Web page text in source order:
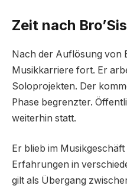
Zeit nach Bro’Sis
Nach der Auflösung von
Musikkarriere fort. Er
Soloprojekten. Der
Phase begrenzter.
weiterhin statt.
Er blieb im
Erfahrungen in
gilt als Übergang